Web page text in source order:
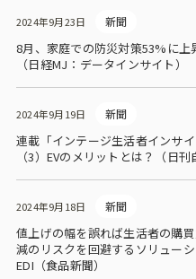
沿革
多様性・ダイバーシティ
ニュース・メディア掲載
ソリューション／サービス
アンケートモニター
2024年9月23日 新聞
8月、家庭での防災対策53%に
（日経MJ：データインサイト）
2024年9月19日 新聞
連載「インテージ生活者インサ
（3）EVのメリットとは？（日刊
2024年9月18日 新聞
値上げの幅を誤れば生活者の購
減のリスクを回避するソリュー
EDI（食品新聞）